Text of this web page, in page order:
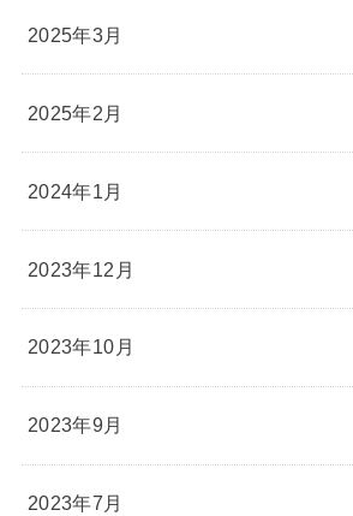
2025年3月
2025年2月
2024年1月
2023年12月
2023年10月
2023年9月
2023年7月